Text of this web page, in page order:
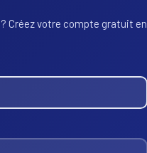
Créez votre compte gratuit en